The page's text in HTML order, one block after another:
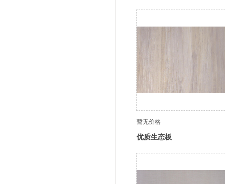
暂无价格
优质生态板